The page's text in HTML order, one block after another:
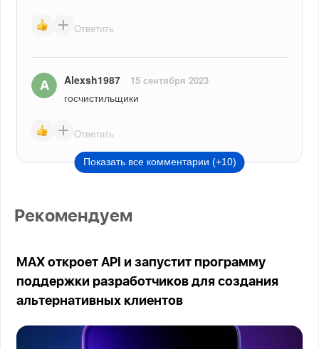
Ответить
Alexsh1987 15 сентября 2023
госчистильщики
Ответить
Показать все комментарии (+10)
Рекомендуем
MAX откроет API и запустит программу
поддержки разработчиков для создания
альтернативных клиентов